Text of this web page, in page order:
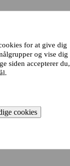
for at give dig
og vise dig
siden accepterer du,
cookies